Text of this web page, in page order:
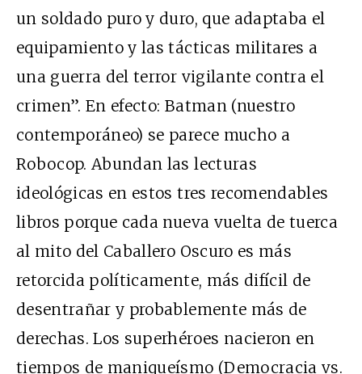
un soldado puro y duro, que adaptaba el
equipamiento y las tácticas militares a
una guerra del terror vigilante contra el
crimen”. En efecto: Batman (nuestro
contemporáneo) se parece mucho a
Robocop. Abundan las lecturas
ideológicas en estos tres recomendables
libros porque cada nueva vuelta de tuerca
al mito del Caballero Oscuro es más
retorcida políticamente, más difícil de
desentrañar y probablemente más de
derechas. Los superhéroes nacieron en
tiempos de maniqueísmo (Democracia vs.